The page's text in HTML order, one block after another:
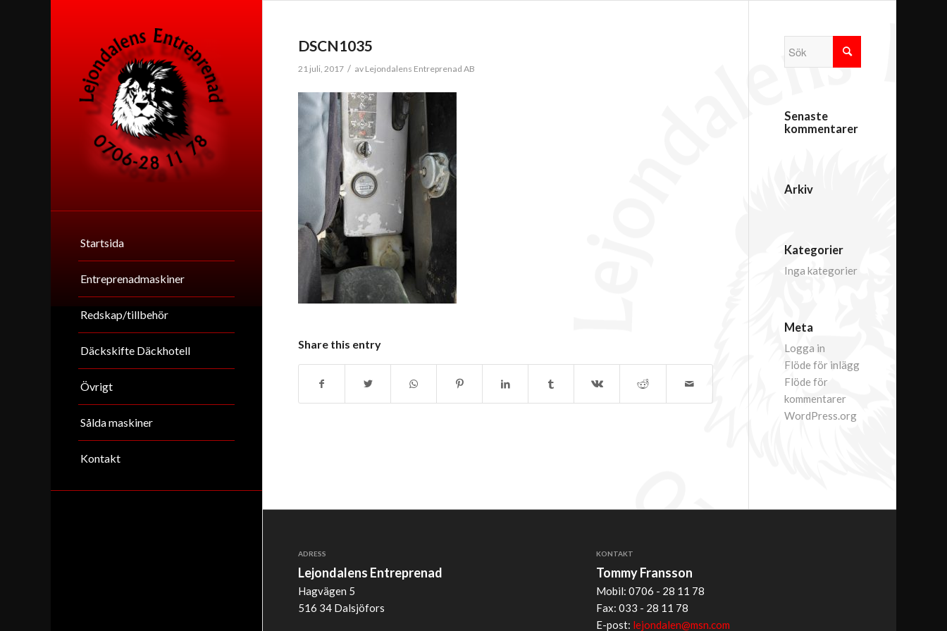
Startsida
Entreprenadmaskiner
Redskap/tillbehör
Däckskifte Däckhotell
Övrigt
Sålda maskiner
Kontakt
DSCN1035
21 juli, 2017 / av Lejondalens Entreprenad AB
Share this entry
Senaste
kommentarer
Arkiv
Kategorier
Inga kategorier
Meta
Logga in
Flöde för inlägg
Flöde för
kommentarer
WordPress.org
ADRESS
Lejondalens Entreprenad
Hagvägen 5
516 34 Dalsjöfors
KONTAKT
Tommy Fransson
Mobil: 0706 - 28 11 78
Fax: 033 - 28 11 78
E-post: lejondalen@msn.com